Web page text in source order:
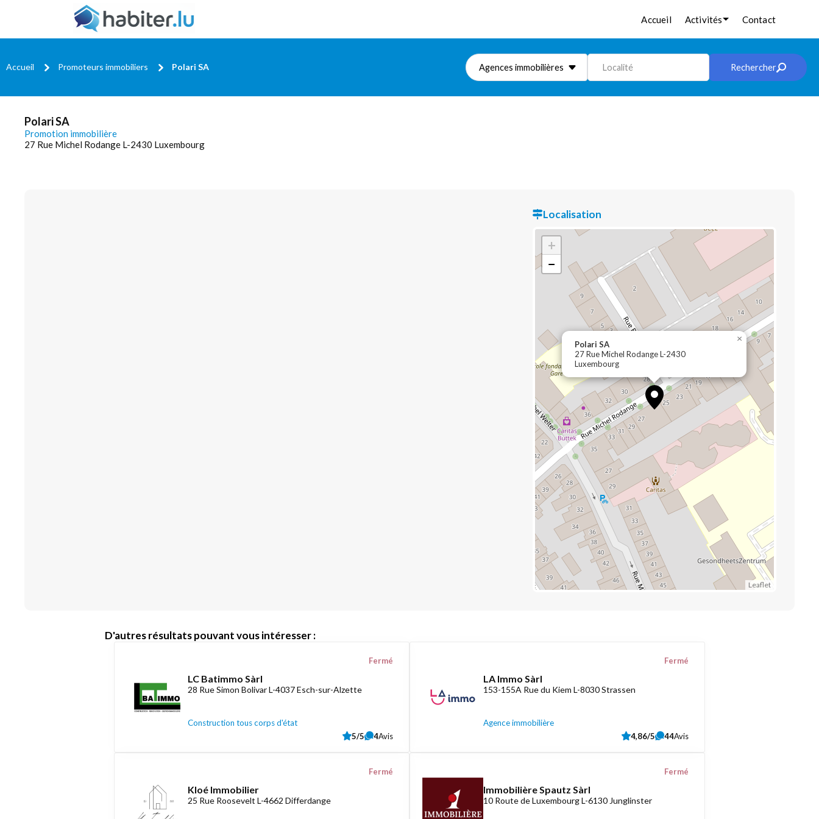
Accueil Activités Contact
Accueil Promoteurs immobiliers Polari SA Agences immobilières Localité Rechercher
Polari SA
Promotion immobilière
27 Rue Michel Rodange L-2430 Luxembourg
Localisation
Polari SA
27 Rue Michel Rodange L-2430
Luxembourg
×
+
−
Leaflet
D'autres résultats pouvant vous intéresser :
LC Batimmo Sàrl
28 Rue Simon Bolivar L-4037 Esch-sur-Alzette
Construction tous corps d'état
Fermé
5/5 4Avis
LA Immo Sàrl
153-155A Rue du Kiem L-8030 Strassen
Agence immobilière
Fermé
4,86/5 44Avis
Kloé Immobilier
25 Rue Roosevelt L-4662 Differdange
Fermé
Immobilière Spautz Sàrl
10 Route de Luxembourg L-6130 Junglinster
Fermé